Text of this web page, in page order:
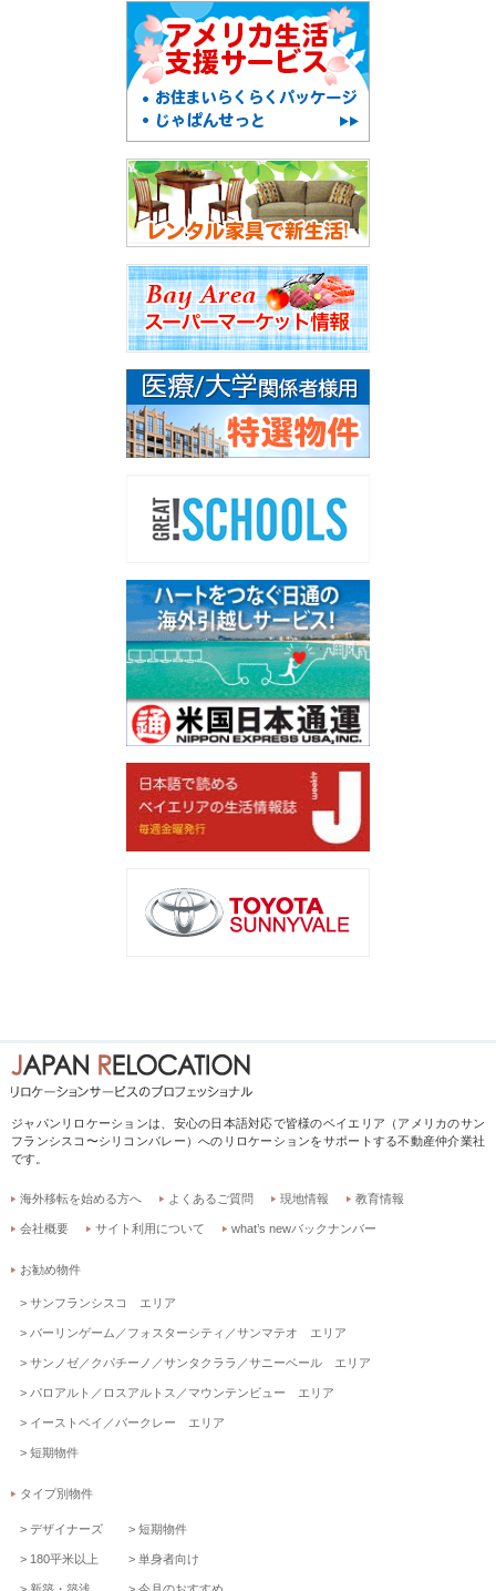
ジャパンリロケーションは、安心の日本語対応で皆様のベイエリア（アメリカのサン
フランシスコ〜シリコンバレー）へのリロケーションをサポートする不動産仲介業社
です。
海外移転を始める方へ よくあるご質問 現地情報 教育情報
会社概要 サイト利用について what’s newバックナンバー
お勧め物件
サンフランシスコ エリア
バーリンゲーム／フォスターシティ／サンマテオ エリア
サンノゼ／クパチーノ／サンタクララ／サニーベール エリア
パロアルト／ロスアルトス／マウンテンビュー エリア
イーストベイ／バークレー エリア
短期物件
タイプ別物件
デザイナーズ
180平米以上
短期物件
単身者向け